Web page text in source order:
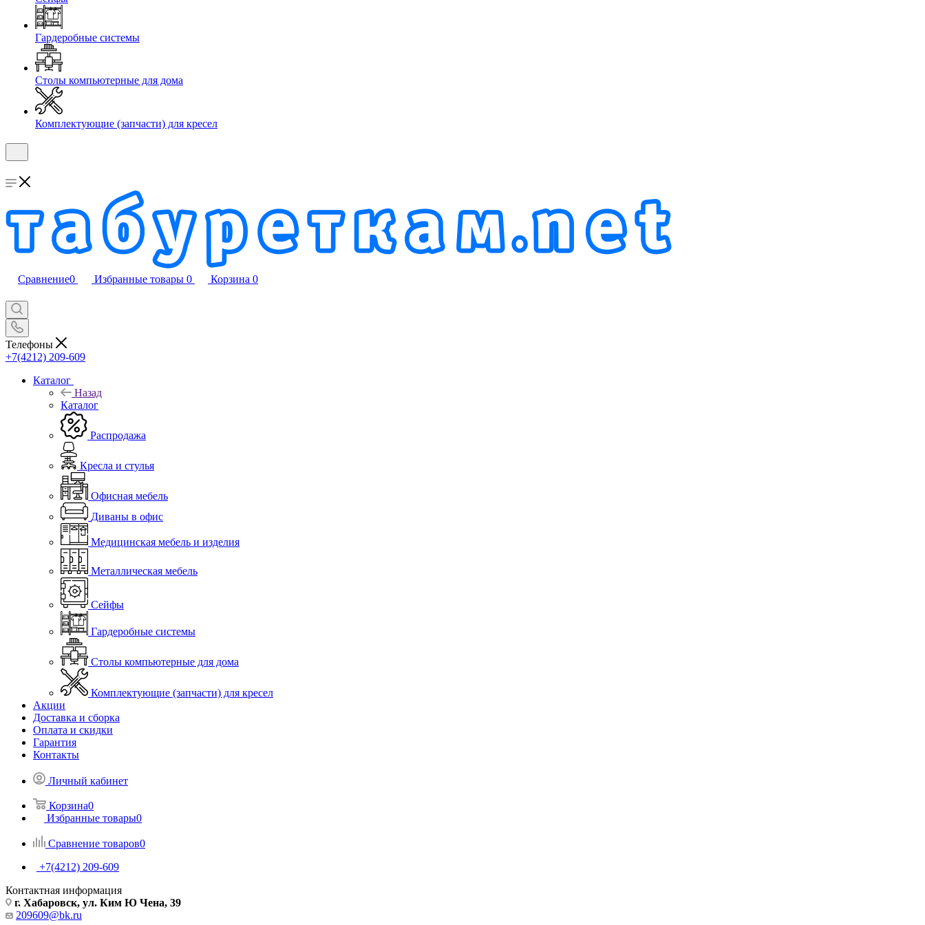
Гардеробные системы
Столы компьютерные для дома
Комплектующие (запчасти) для кресел
Сравнение0 Избранные товары 0 Корзина 0
Телефоны
+7(4212) 209-609
Каталог
Назад
Каталог
Распродажа
Кресла и стулья
Офисная мебель
Диваны в офис
Медицинская мебель и изделия
Металлическая мебель
Сейфы
Гардеробные системы
Столы компьютерные для дома
Комплектующие (запчасти) для кресел
Акции
Доставка и сборка
Оплата и скидки
Гарантия
Контакты
Личный кабинет
Корзина0
Избранные товары0
Сравнение товаров0
+7(4212) 209-609
Контактная информация
г. Хабаровск, ул. Ким Ю Чена, 39
209609@bk.ru